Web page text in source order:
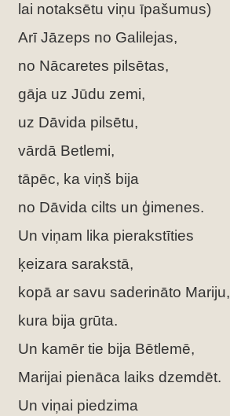
lai notaksētu viņu īpašumus)
Arī Jāzeps no Galilejas,
no Nācaretes pilsētas,
gāja uz Jūdu zemi,
uz Dāvida pilsētu,
vārdā Betlemi,
tāpēc, ka viņš bija
no Dāvida cilts un ģimenes.
Un viņam lika pierakstīties
ķeizara sarakstā,
kopā ar savu saderināto Mariju,
kura bija grūta.
Un kamēr tie bija Bētlemē,
Marijai pienāca laiks dzemdēt.
Un viņai piedzima